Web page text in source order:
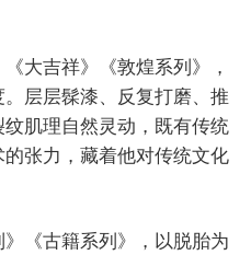
大吉祥》《敦煌系列》，
层层髹漆、反复打磨、推
肌理自然灵动，既有传统
张力，藏着他对传统文化
《古籍系列》，以脱胎为